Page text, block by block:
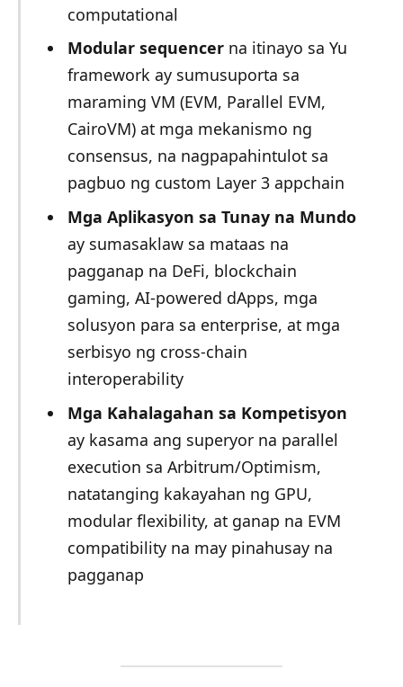
computational
Modular sequencerna itinayo sa Yu
framework ay sumusuporta sa
maraming VM (EVM, Parallel EVM,
CairoVM) at mga mekanismo ng
consensus, na nagpapahintulot sa
pagbuo ng custom Layer 3 appchain
Mga Aplikasyon sa Tunay na Mundo
ay sumasaklaw sa mataas na
pagganap na DeFi, blockchain
gaming, AI-powered dApps, mga
solusyon para sa enterprise, at mga
serbisyo ng cross-chain
interoperability
Mga Kahalagahan sa Kompetisyon
ay kasama ang superyor na parallel
execution sa Arbitrum/Optimism,
natatanging kakayahan ng GPU,
modular flexibility, at ganap na EVM
compatibility na may pinahusay na
pagganap